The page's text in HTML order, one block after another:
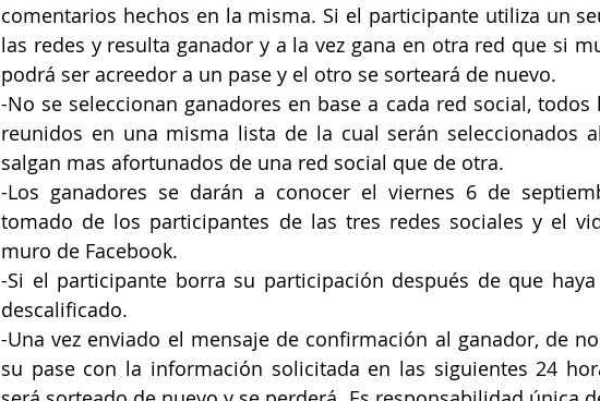
comentarios hechos en la misma. Si el participante utiliza un
las redes y resulta ganador y a la vez gana en otra red que si
podrá ser acreedor a un pase y el otro se sorteará de nuevo.
-No se seleccionan ganadores en base a cada red social,
reunidos en una misma lista de la cual serán seleccionados
salgan mas afortunados de una red social que de otra.
-Los ganadores se darán a conocer el viernes 6 de
tomado de los participantes de las tres redes sociales y el
muro de Facebook.
-Si el participante borra su participación después de que
descalificado.
-Una vez enviado el mensaje de confirmación al ganador, de
su pase con la información solicitada en las siguientes 24